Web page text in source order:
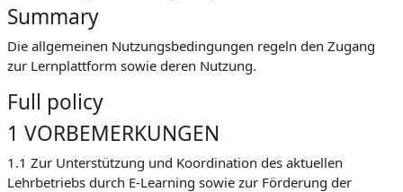
Summary
Die allgemeinen Nutzungsbedingungen regeln den Zugang
zur Lernplattform sowie deren Nutzung.
Full policy
1 VORBEMERKUNGEN
1.1 Zur Unterstützung und Koordination des aktuellen
Lehrbetriebs durch E-Learning sowie zur Förderung der